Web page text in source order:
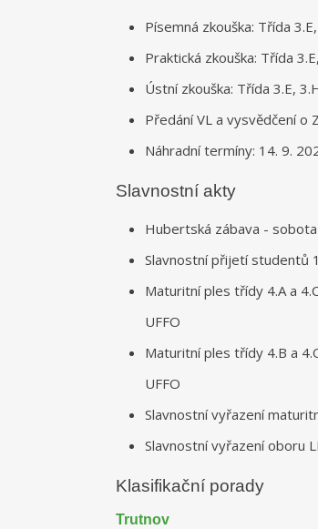
Písemná zkouška: Třída
Praktická zkouška: Třída
Ústní zkouška: Třída 3.E,
Předání VL a vysvědčení o
Náhradní termíny: 14. 9.
Slavnostní akty
Hubertská zábava -
Slavnostní přijetí studentů
Maturitní ples třídy 4.A a
UFFO
Maturitní ples třídy 4.B a
UFFO
Slavnostní vyřazení
Slavnostní vyřazení oboru
Klasifikační porady
Trutnov